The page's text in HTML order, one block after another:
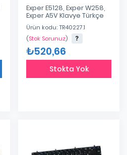
Exper E5128, Exper W258,
Exper A5V Klavye Türkçe
Ürün kodu: TR40227.1
(Stok Sorunuz)
₺520,66
Stokta Yok